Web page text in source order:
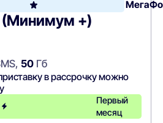
+)
50Гб
в рассрочку можно
Первый
месяц